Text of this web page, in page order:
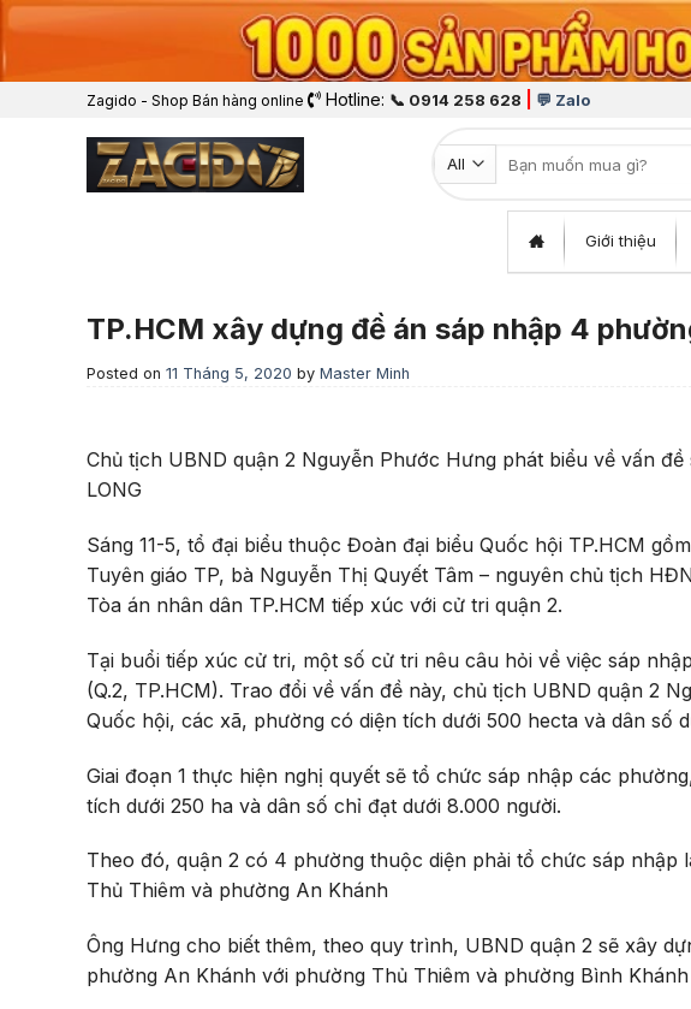
Zagido - Shop Bán hàng online Hotline: 📞 0914 258 628 💬 Zalo
Tìm kiếm:
Giới thiệu
TP.HCM xây dựng đề án sáp nhập 4
Posted on 11 Tháng 5, 2020 by Master Minh
Chủ tịch UBND quận 2 Nguyễn Phước Hưng phát biểu về vấn
LONG
Sáng 11-5, tổ đại biểu thuộc Đoàn đại biểu Quốc hội TP.HCM
Tuyên giáo TP, bà Nguyễn Thị Quyết Tâm – nguyên chủ tịch
Tòa án nhân dân TP.HCM tiếp xúc với cử tri quận 2.
Tại buổi tiếp xúc cử tri, một số cử tri nêu câu hỏi về việc sáp
(Q.2, TP.HCM). Trao đổi về vấn đề này, chủ tịch UBND quận 2
Quốc hội, các xã, phường có diện tích dưới 500 hecta và dân số
Giai đoạn 1 thực hiện nghị quyết sẽ tổ chức sáp nhập các
tích dưới 250 ha và dân số chỉ đạt dưới 8.000 người.
Theo đó, quận 2 có 4 phường thuộc diện phải tổ chức sáp
Thủ Thiêm và phường An Khánh
Ông Hưng cho biết thêm, theo quy trình, UBND quận 2 sẽ xây
phường An Khánh với phường Thủ Thiêm và phường Bình